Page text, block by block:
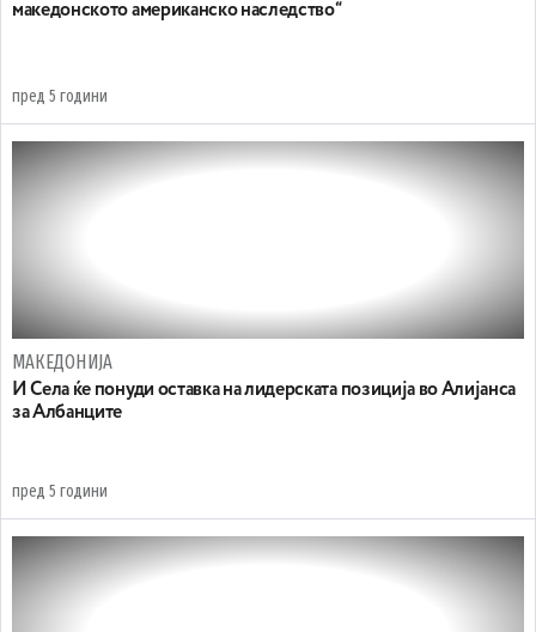
македонското американско наследство“
пред 5 години
МАКЕДОНИЈА
И Села ќе понуди оставка на лидерската позиција во Алијанса
за Албанците
пред 5 години